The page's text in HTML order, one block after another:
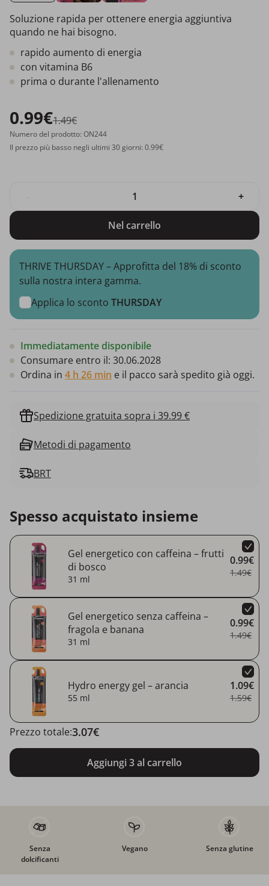
Soluzione rapida per ottenere energia aggiuntiva
quando ne hai bisogno.
rapido aumento di energia
con vitamina B6
prima o durante l'allenamento
0.99€1.49€
Numero del prodotto: ON244
Il prezzo più basso negli ultimi 30 giorni: 0.99€
+
Nel carrello
THRIVE THURSDAY – Approfitta del 18% di sconto
sulla nostra intera gamma.
Applica lo sconto THURSDAY
Immediatamente disponibile
Consumare entro il: 30.06.2028
Ordina in 4 h 26 min e il pacco sarà spedito già oggi.
Spedizione gratuita sopra i 39.99 €
Metodi di pagamento
BRT
Spesso acquistato insieme
Gel energetico con caffeina – frutti
di bosco
31 ml
0.99€
1.49€
Gel energetico senza caffeina –
fragola e banana
31 ml
0.99€
1.49€
Hydro energy gel – arancia
55 ml
1.09€
1.59€
Aggiungi 3 al carrello
Prezzo totale:3.07€
Senza
dolcificanti
Vegano Senza glutine